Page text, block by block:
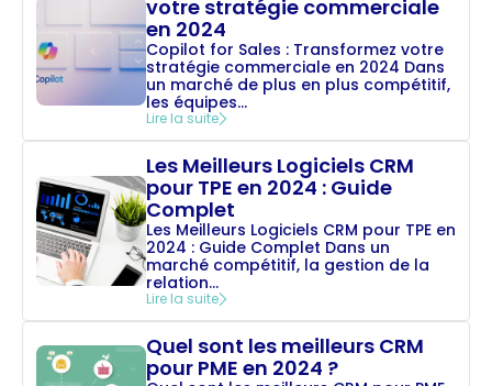
votre stratégie commerciale
en 2024
Copilot for Sales : Transformez votre
stratégie commerciale en 2024 Dans
un marché de plus en plus compétitif,
les équipes...
Lire la suite
Les Meilleurs Logiciels CRM
pour TPE en 2024 : Guide
Complet
Les Meilleurs Logiciels CRM pour TPE en
2024 : Guide Complet Dans un
marché compétitif, la gestion de la
relation...
Lire la suite
Quel sont les meilleurs CRM
pour PME en 2024 ?